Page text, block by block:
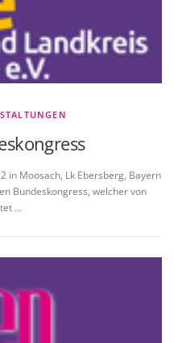
in Moosach, Lk Ebersberg, Bayern
Bundeskongress, welcher von
…